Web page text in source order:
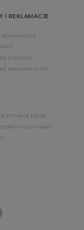
I REKLAMACJE
ZWROTU
REKLAMACYJNY
PYTANIA (FAQ)
DOSTAWY